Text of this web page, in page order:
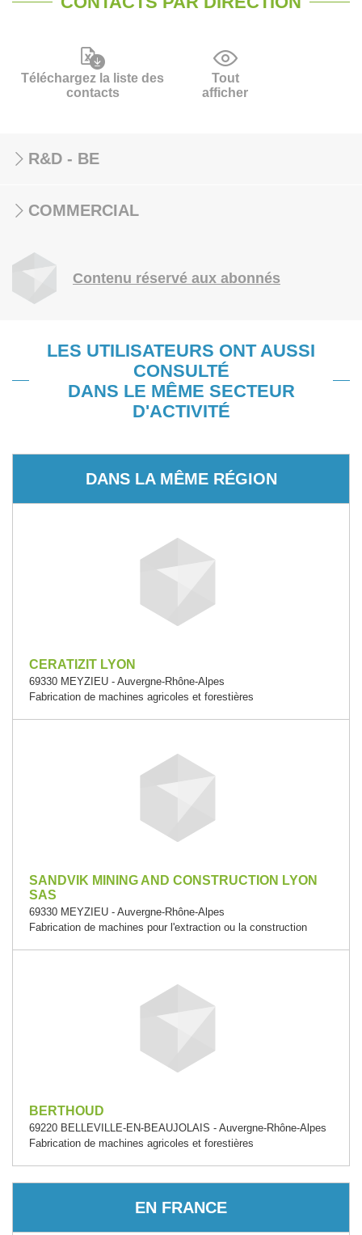
Téléchargez la liste des
contacts
Tout
afficher
R&D - BE
COMMERCIAL
Contenu réservé aux abonnés
LES UTILISATEURS ONT AUSSI
CONSULTÉ
DANS LE MÊME SECTEUR
D'ACTIVITÉ
DANS LA MÊME RÉGION
CERATIZIT LYON
69330 MEYZIEU - Auvergne-Rhône-Alpes
Fabrication de machines agricoles et forestières
SANDVIK MINING AND CONSTRUCTION LYON
SAS
69330 MEYZIEU - Auvergne-Rhône-Alpes
Fabrication de machines pour l'extraction ou la construction
BERTHOUD
69220 BELLEVILLE-EN-BEAUJOLAIS - Auvergne-Rhône-Alpes
Fabrication de machines agricoles et forestières
EN FRANCE